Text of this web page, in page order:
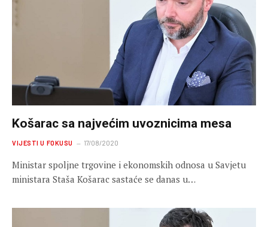
Košarac sa najvećim uvoznicima mesa
VIJESTI U FOKUSU 17/08/2020
Ministar spoljne trgovine i ekonomskih odnosa u Savjetu
ministara Staša Košarac sastaće se danas u…